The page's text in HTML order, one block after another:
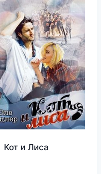
Кот и Лиса